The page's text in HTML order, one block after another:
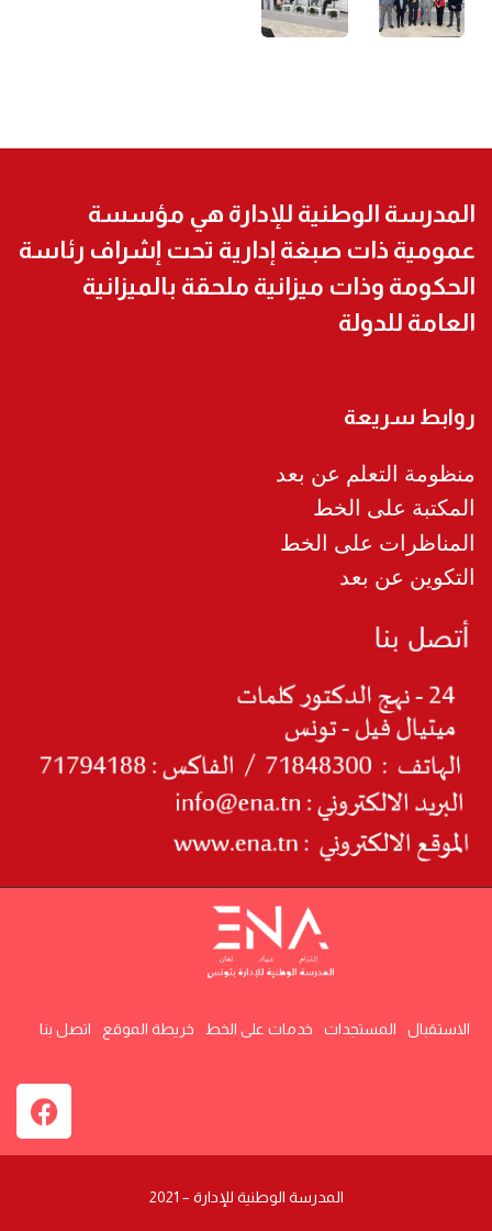
المدرسة الوطنية للإدارة هي مؤسسة
عمومية ذات صبغة إدارية تحت إشراف رئاسة
الحكومة وذات ميزانية ملحقة بالميزانية
العامة للدولة
روابط سريعة
منظومة التعلم عن بعد
المكتبة على الخط
المناظرات على الخط
التكوين عن بعد
الاستقبال المستجدات خدمات على الخط خريطة الموقع اتصل بنا
المدرسة الوطنية للإدارة – 2021